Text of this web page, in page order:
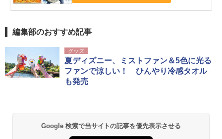
編集部のおすすめ記事
グッズ
夏ディズニー、ミストファン＆5色に光る
ファンで涼しい！ ひんやり冷感タオル
も発売
Google 検索で当サイトの記事を優先表示させる